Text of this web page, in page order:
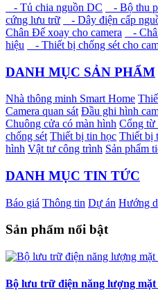
- Tủ chia nguồn DC - Bộ thu
cứng lưu trữ
- Dây điện cấp
Chân Đế xoay cho camera
-
hiệu
- Thiết bị chống sét cho
DANH MỤC SẢN PHẨM
Nhà thông minh Smart Home
Camera quan sát Đầu ghi hình
Chuông cửa có màn hình Cổng từ
chống sét Thiết bị tin học Thiết bị
hình Vật tư công trình Sản phẩm
DANH MỤC TIN TỨC
Báo giá Thông tin Dự án Hướng
Sản phẩm nổi bật
Bộ lưu trữ điện năng lượng mặt